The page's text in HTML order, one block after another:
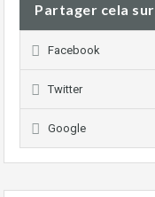
Partager cela sur
Facebook
Twitter
Google